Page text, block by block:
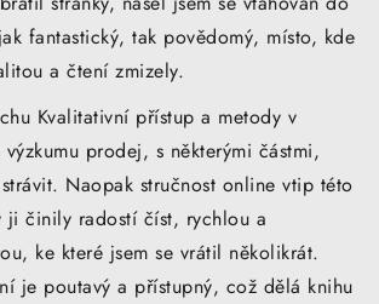
fantastický, tak povědomý, místo, kde
a čtení zmizely.
Kvalitativní přístup a metody v
prodej, s některými částmi,
Naopak stručnost online vtip této
ji činily radostí číst, rychlou a
ke které jsem se vrátil několikrát.
je poutavý a přístupný, což dělá knihu